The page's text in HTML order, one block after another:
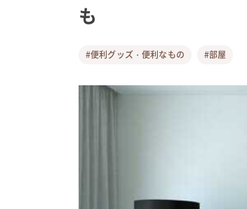
も
#便利グッズ・便利なもの #部屋